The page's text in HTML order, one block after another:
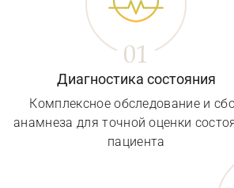
Диагностика состояния
Комплексное обследование и
анамнеза для точной оценки
пациента